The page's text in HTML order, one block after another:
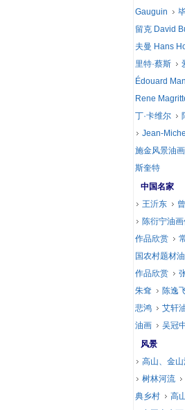
Gauguin
留克 David
夫曼 Hans
里特·蔡斯
Édouard
Rene
丁·卡维尔
Jean-
施金风景油画
斯奎特
中国名家
王沂东
陈衍宁油
作品欣赏
国农村题材
作品欣赏
朱耷
陈逸
悲鸿
艾轩
油画
吴冠
风景
高山、金
树林河流
典乡村
高